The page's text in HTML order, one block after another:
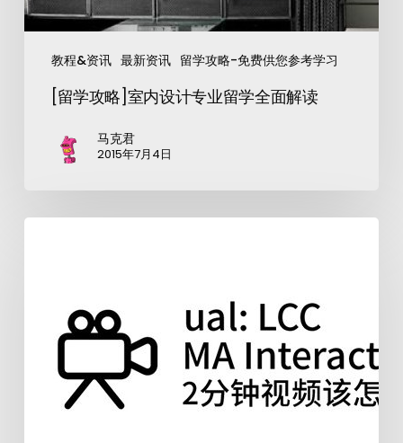
教程&资讯 最新资讯 留学攻略-免费供您参考学习
[留学攻略]室内设计专业留学全面解读
马克君
2015年7月4日